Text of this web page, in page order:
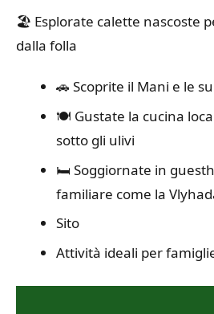
🏖️ Esplorate calette nascoste
dalla folla
🚗 Scoprite il Mani e le
🍽️ Gustate la cucina
sotto gli ulivi
🛏️ Soggiornate in
familiare come la
Sito
Attività ideali per